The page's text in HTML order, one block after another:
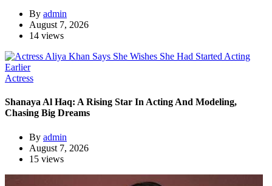
By admin
August 7, 2026
14 views
Actress
Shanaya Al Haq: A Rising Star In Acting And Modeling,
Chasing Big Dreams
By admin
August 7, 2026
15 views